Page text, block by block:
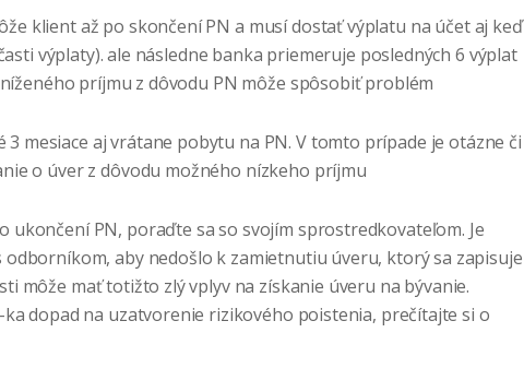
klient až po skončení PN a musí dostať výplatu na účet aj keď
výplaty). ale následne banka priemeruje posledných 6 výplat
príjmu z dôvodu PN môže spôsobiť problém
mesiace aj vrátane pobytu na PN. V tomto prípade je otázne či
o úver z dôvodu možného nízkeho príjmu
ukončení PN, poraďte sa so svojím sprostredkovateľom. Je
aby nedošlo k zamietnutiu úveru, ktorý sa zapisuje
môže mať totižto zlý vplyv na získanie úveru na bývanie.
dopad na uzatvorenie rizikového poistenia, prečítajte si o